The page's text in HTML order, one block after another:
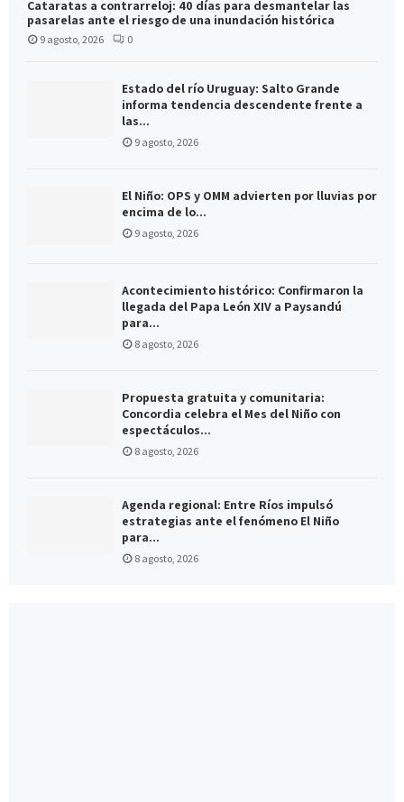
Cataratas a contrarreloj: 40 días para desmantelar las
pasarelas ante el riesgo de una inundación histórica
9 agosto, 2026 0
Estado del río Uruguay: Salto Grande
informa tendencia descendente frente a
las...
9 agosto, 2026
El Niño: OPS y OMM advierten por lluvias por
encima de lo...
9 agosto, 2026
Acontecimiento histórico: Confirmaron la
llegada del Papa León XIV a Paysandú
para...
8 agosto, 2026
Propuesta gratuita y comunitaria:
Concordia celebra el Mes del Niño con
espectáculos...
8 agosto, 2026
Agenda regional: Entre Ríos impulsó
estrategias ante el fenómeno El Niño
para...
8 agosto, 2026